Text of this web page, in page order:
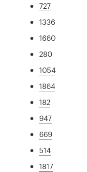
727
1336
1660
280
1054
1864
182
947
669
514
1817